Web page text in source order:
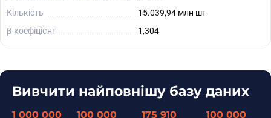
Кількість
15.039,94 млн шт
β-коефіцієнт
1,304
Вивчити найповнішу базу даних
1 000 000 100 000 175 910 100 000